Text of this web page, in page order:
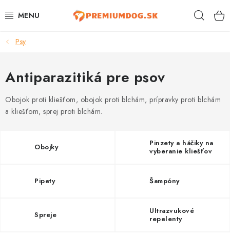
na
TOP 100 PRODUKTOV
NOVINKY
AKCIE
KONTAKTY
Psy
Antiparazitiká pre psov
Obojok proti kliešťom, obojok proti blchám, prípravky proti blchám
a kliešťom, sprej proti blchám.
Obojky
Pinzety a háčiky na
vyberanie kliešťov
Pipety Šampóny
Spreje
Ultrazvukové
repelenty